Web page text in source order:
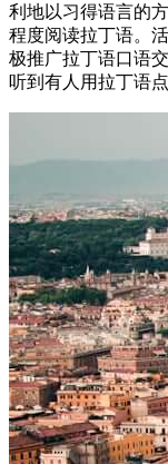
利地以习得语言的
程度阅读拉丁语。
极推广拉丁语口语
听到有人用拉丁语